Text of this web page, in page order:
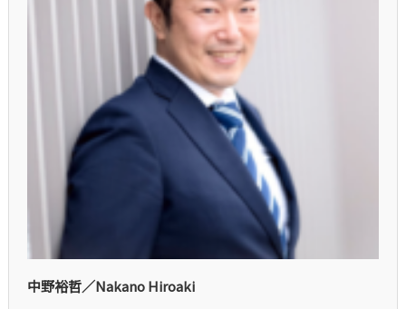
中野裕哲／Nakano Hiroaki